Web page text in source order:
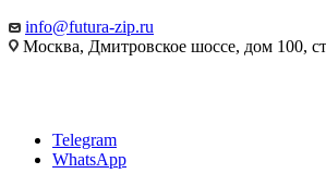
info@futura-zip.ru
Москва, Дмитровское шоссе, дом 100,
Telegram
WhatsApp